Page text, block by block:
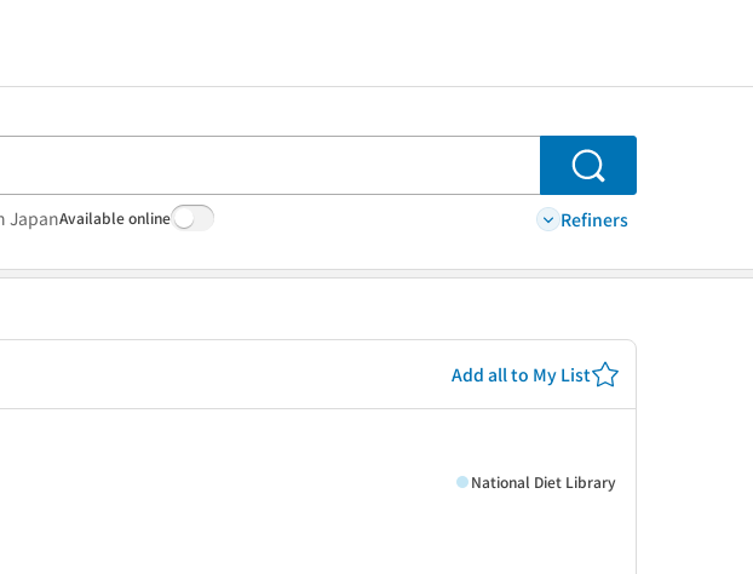
Search
JapanAvailable online Refiners
Add all to My List
National Diet Library